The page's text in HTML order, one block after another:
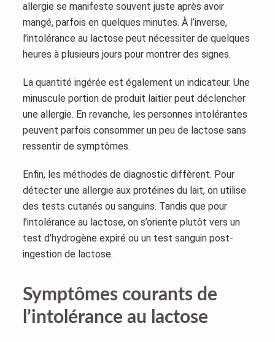
allergie se manifeste souvent juste après avoir
mangé, parfois en quelques minutes. À l’inverse,
l’intolérance au lactose peut nécessiter de quelques
heures à plusieurs jours pour montrer des signes.
La quantité ingérée est également un indicateur. Une
minuscule portion de produit laitier peut déclencher
une allergie. En revanche, les personnes intolérantes
peuvent parfois consommer un peu de lactose sans
ressentir de symptômes.
Enfin, les méthodes de diagnostic diffèrent. Pour
détecter une allergie aux protéines du lait, on utilise
des tests cutanés ou sanguins. Tandis que pour
l’intolérance au lactose, on s’oriente plutôt vers un
test d’hydrogène expiré ou un test sanguin post-
ingestion de lactose.
Symptômes courants de
l’intolérance au lactose